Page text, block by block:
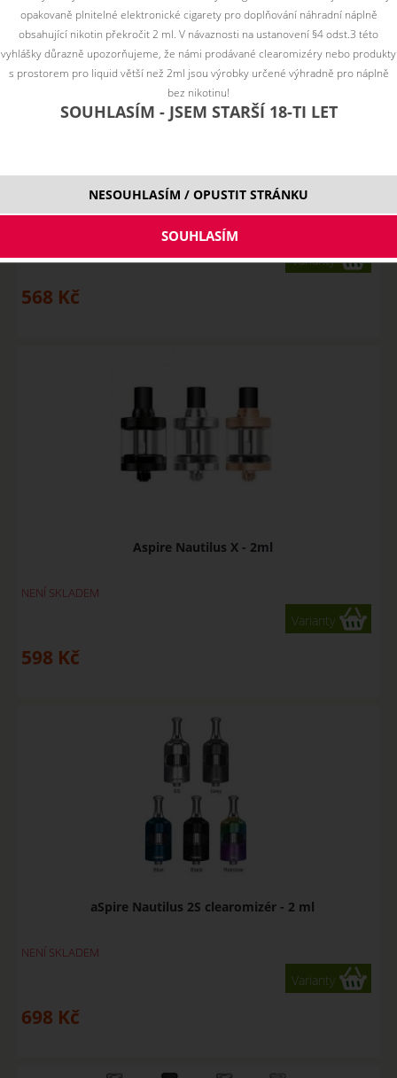
Aspire NAUTILUS GT clearomizér - 2ml
Varianty
568 Kč
Aspire Nautilus X - 2ml
NENÍ SKLADEM
Varianty
598 Kč
aSpire Nautilus 2S clearomizér - 2 ml
NENÍ SKLADEM
Varianty
698 Kč
opakovaně plnitelné elektronické cigarety pro doplňování náhradní náplně
obsahující nikotin překročit 2 ml. V návaznosti na ustanovení §4 odst.3 této
vyhlášky důrazně upozorňujeme, že námi prodávané clearomizéry nebo produkty
s prostorem pro liquid větší než 2ml jsou výrobky určené výhradně pro náplně
bez nikotinu!
SOUHLASÍM - JSEM STARŠÍ 18-TI LET
NESOUHLASÍM / OPUSTIT STRÁNKU